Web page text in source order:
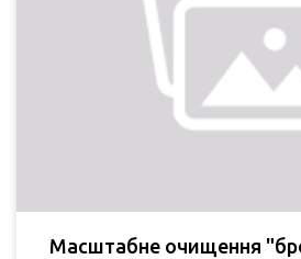
Масштабне очищення